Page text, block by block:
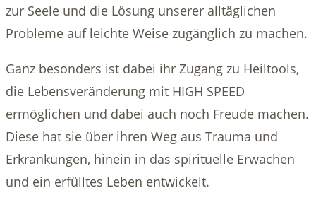
zur Seele und die Lösung unserer alltäglichen
Probleme auf leichte Weise zugänglich zu machen.
Ganz besonders ist dabei ihr Zugang zu Heiltools,
die Lebensveränderung mit HIGH SPEED
ermöglichen und dabei auch noch Freude machen.
Diese hat sie über ihren Weg aus Trauma und
Erkrankungen, hinein in das spirituelle Erwachen
und ein erfülltes Leben entwickelt.